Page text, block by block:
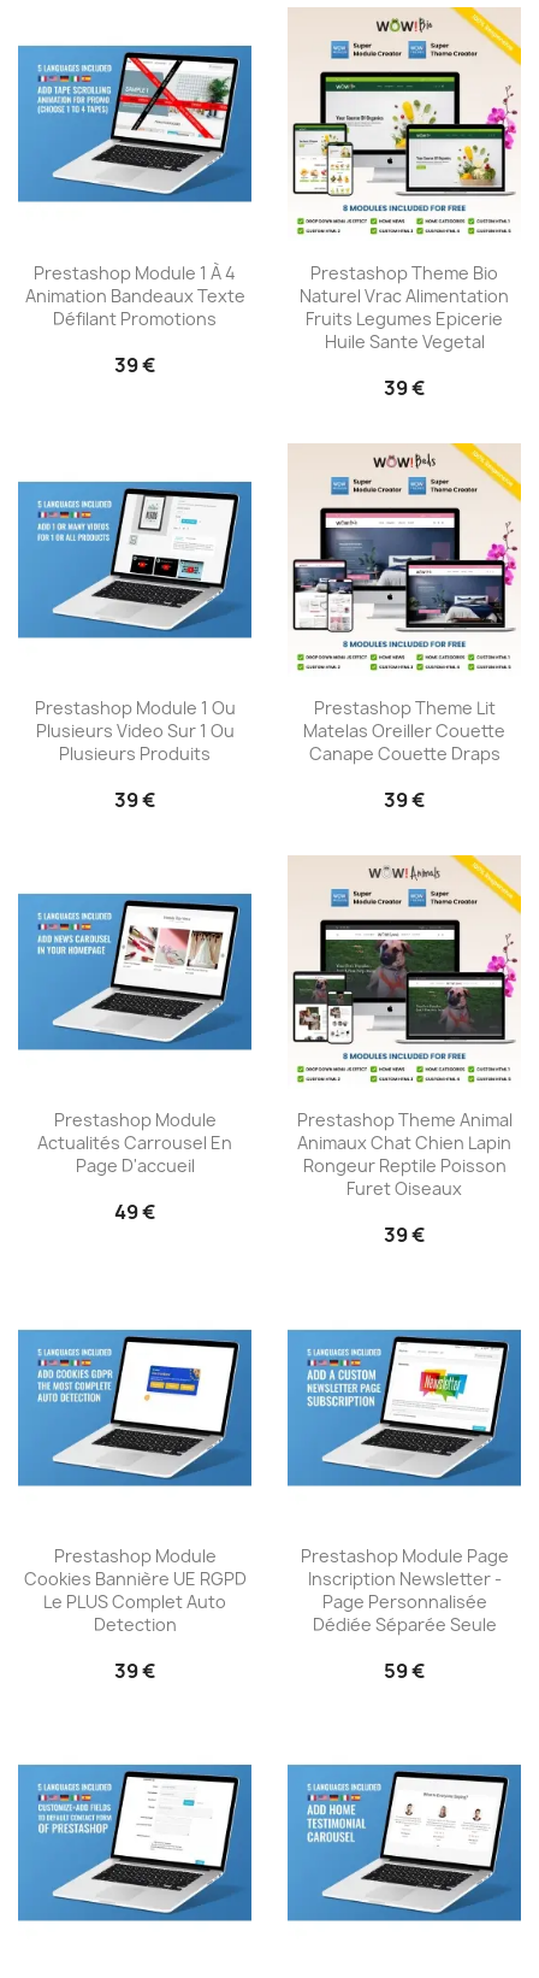
Prestashop Module 1 À 4
Animation Bandeaux Texte
Défilant Promotions
39 €
Prestashop Theme Bio
Naturel Vrac Alimentation
Fruits Legumes Epicerie
Huile Sante Vegetal
39 €
Prestashop Module 1 Ou
Plusieurs Video Sur 1 Ou
Plusieurs Produits
39 €
Prestashop Theme Lit
Matelas Oreiller Couette
Canape Couette Draps
39 €
Prestashop Module
Actualités Carrousel En
Page D'accueil
49 €
Prestashop Theme Animal
Animaux Chat Chien Lapin
Rongeur Reptile Poisson
Furet Oiseaux
39 €
Prestashop Module
Cookies Bannière UE RGPD
Le PLUS Complet Auto
Detection
39 €
Prestashop Module Page
Inscription Newsletter -
Page Personnalisée
Dédiée Séparée Seule
59 €